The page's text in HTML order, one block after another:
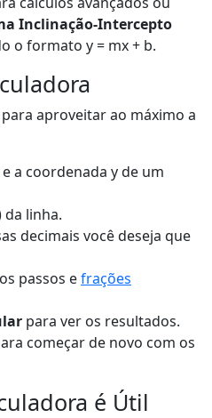
Inclinação-Intercepto
o formato y = mx + b.
aproveitar ao máximo a
a coordenada y de um
da linha.
decimais você deseja que
passos efrações
para ver os resultados.
começar de novo com os
é Útil